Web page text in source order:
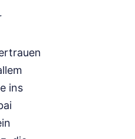
ins